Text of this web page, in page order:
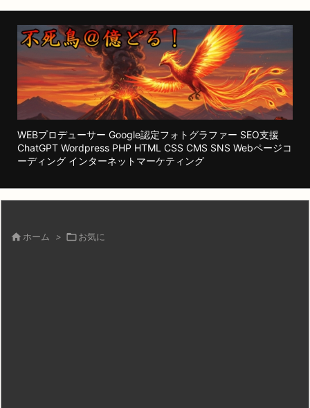
WEBプロデューサー Google認定フォトグラファー SEO支援
ChatGPT Wordpress PHP HTML CSS CMS SNS Webページコ
ーディング インターネットマーケティング
 ホーム > お気に